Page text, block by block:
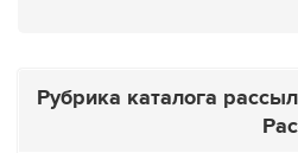
Рубрика каталога